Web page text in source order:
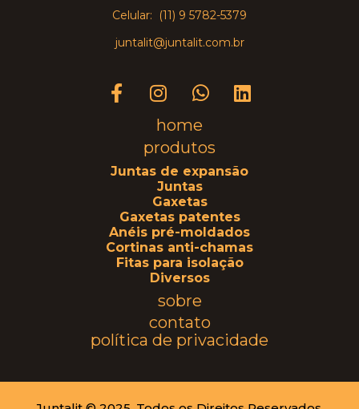
Celular: (11) 9 5782-5379
juntalit@juntalit.com.br
home
produtos
Juntas de expansão
Juntas
Gaxetas
Gaxetas patentes
Anéis pré-moldados
Cortinas anti-chamas
Fitas para isolação
Diversos
sobre
contato
política de privacidade